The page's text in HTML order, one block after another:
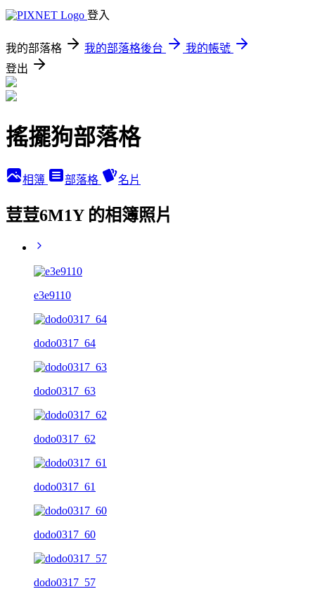
登入
我的部落格 我的部落格後台
我的帳號
登出
搖擺狗部落格
相簿 部落格 名片
荳荳6M1Y 的相簿照片
e3e9110
dodo0317_64
dodo0317_63
dodo0317_62
dodo0317_61
dodo0317_60
dodo0317_57